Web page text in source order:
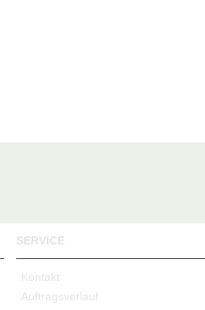
SERVICE
Kontakt
Auftragsverlauf